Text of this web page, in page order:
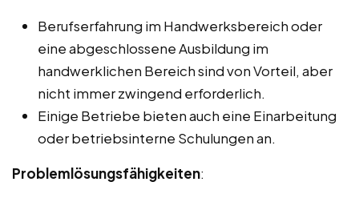
Berufserfahrung im Handwerksbereich oder
eine abgeschlossene Ausbildung im
handwerklichen Bereich sind von Vorteil, aber
nicht immer zwingend erforderlich.
Einige Betriebe bieten auch eine Einarbeitung
oder betriebsinterne Schulungen an.
Problemlösungsfähigkeiten: